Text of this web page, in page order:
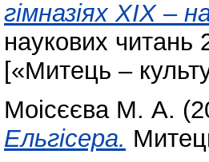
гімназіях ХІХ –
наукових
[«Митець –
Моісєєва М. А.
Ельгісера.